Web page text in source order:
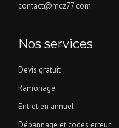
contact@mcz77.com
Nos services
Devis gratuit
Ramonage
Entretien annuel
Dépannage et codes erreur